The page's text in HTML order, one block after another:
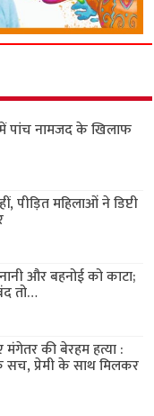
पांच नामजद के खिलाफ
पीड़ित महिलाओं ने डिप्टी
और बहनोई को काटा;
तो…
की बेरहम हत्या :
प्रेमी के साथ मिलकर